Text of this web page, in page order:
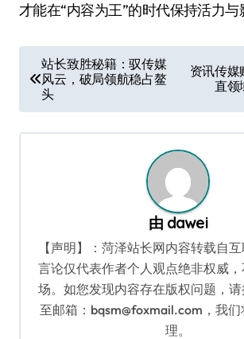
才能在“内容为王”的时代保持活力与
章
导
航
站长致胜秘籍：驭传媒
风云，破局领航稳占鳌
头
资讯传媒
直领
由 dawei
【声明】：菏泽站长网内容转载自
言论仅代表作者个人观点绝非权威
场。如您发现内容存在版权问题，
至邮箱：bqsm@foxmail.com，我
理。